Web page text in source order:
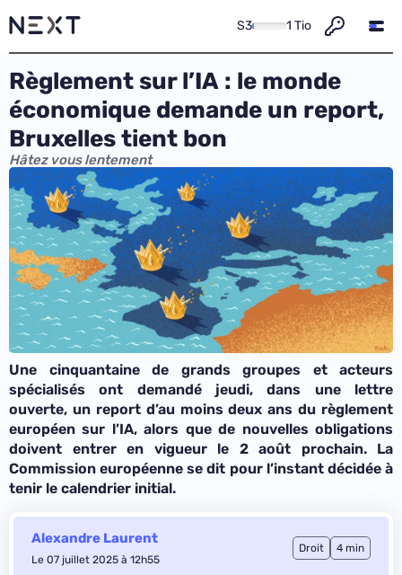
S3 1 Tio
Règlement sur l’IA : le monde
économique demande un report,
Bruxelles tient bon
Hâtez vous lentement
Une cinquantaine de grands groupes et acteurs
spécialisés ont demandé jeudi, dans une lettre
ouverte, un report d’au moins deux ans du règlement
européen sur l’IA, alors que de nouvelles obligations
doivent entrer en vigueur le 2 août prochain. La
Commission européenne se dit pour l’instant décidée à
tenir le calendrier initial.
Alexandre Laurent
Le 07 juillet 2025 à 12h55
Droit 4 min